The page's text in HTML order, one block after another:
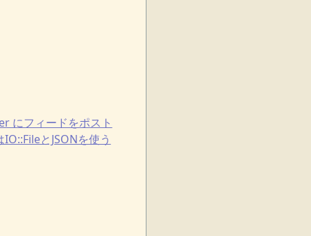
にフィードをポスト
とJSONを使う